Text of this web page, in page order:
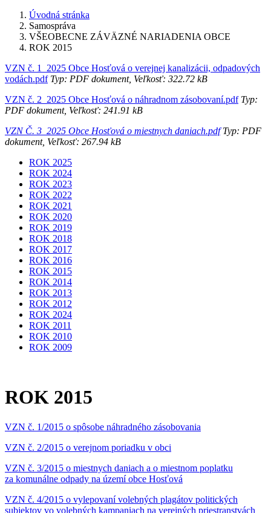
Úvodná stránka
Samospráva
VŠEOBECNE ZÁVÄZNÉ NARIADENIA OBCE
ROK 2015
VZN č. 1_2025 Obce Hosťová o verejnej kanalizácii, odpadových
vodách.pdfTyp: PDF dokument, Veľkosť: 322.72 kB
VZN č. 2_2025 Obce Hosťová o náhradnom zásobovaní.pdfTyp:
PDF dokument, Veľkosť: 241.91 kB
VZN Č. 3_2025 Obce Hosťová o miestnych daniach.pdfTyp: PDF
dokument, Veľkosť: 267.94 kB
ROK 2025
ROK 2024
ROK 2023
ROK 2022
ROK 2021
ROK 2020
ROK 2019
ROK 2018
ROK 2017
ROK 2016
ROK 2015
ROK 2014
ROK 2013
ROK 2012
ROK 2024
ROK 2011
ROK 2010
ROK 2009
ROK 2015
VZN č. 1/2015 o spôsobe náhradného zásobovania
VZN č. 2/2015 o verejnom poriadku v obci
VZN č. 3/2015 o miestnych daniach a o miestnom poplatku
za komunálne odpady na území obce Hosťová
VZN č. 4/2015 o vylepovaní volebných plagátov politických
subjektov vo volebných kampaniach na verejných priestranstvách